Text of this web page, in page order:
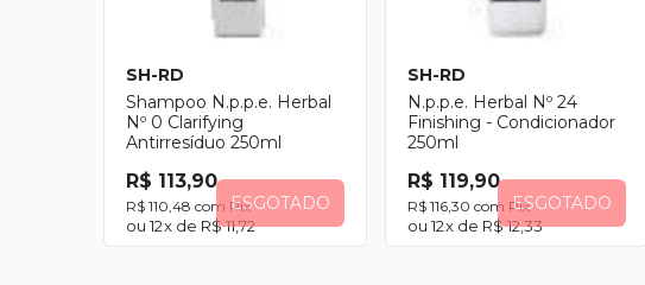
SH-RD
Shampoo N.p.p.e. Herbal
Nº 0 Clarifying
Antirresíduo 250ml
R$ 113,90
R$ 110,48 com Pix
12x de R$ 11,72
ESGOTADO
SH-RD
N.p.p.e. Herbal Nº 24
Finishing - Condicionador
250ml
R$ 119,90
R$ 116,30 com Pix
12x de R$ 12,33
ESGOTADO